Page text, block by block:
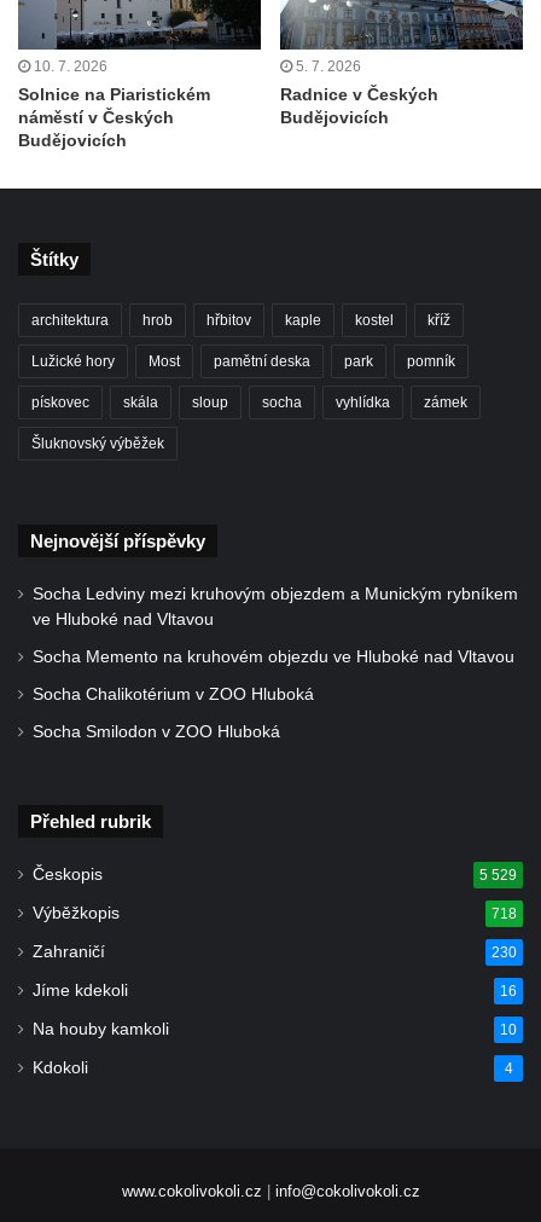
(Pivovar Born)
Bývalá plynárna ve Hřensku
Budova pošty čp. 55 v Novém Boru
Gloriet nad bývalou Střelnicí u České
Altán na Jehle u České Kamenice
Kamenici
Altán na pěšině nad Máchovou ulicí v
České Kamenici
Vila Franze Matzkeho v Máchově ulici v
Kamenici
nad Labem
Sluneční hodiny ve Vehlovicích
v Mělníku
Dvůr Hořín
Budova vlakového nádraží Duchcov
Budova bývalého německého gymnázia v
10. 7. 2026
Solnice na Piaristickém
náměstí v Českých
Budějovicích
5. 7. 2026
Radnice v Českých
Budějovicích
Štítky
architektura hrob hřbitov kaple kostel kříž
Lužické hory Most pamětní deska park pomník
pískovec skála sloup socha vyhlídka zámek
Šluknovský výběžek
Nejnovější příspěvky
Socha Ledviny mezi kruhovým objezdem a Munickým rybníkem
ve Hluboké nad Vltavou
Socha Memento na kruhovém objezdu ve Hluboké nad Vltavou
Socha Chalikotérium v ZOO Hluboká
Socha Smilodon v ZOO Hluboká
Přehled rubrik
Českopis 5 529
Výběžkopis 718
Zahraničí 230
Jíme kdekoli 16
Na houby kamkoli 10
Kdokoli 4
www.cokolivokoli.cz info@cokolivokoli.cz